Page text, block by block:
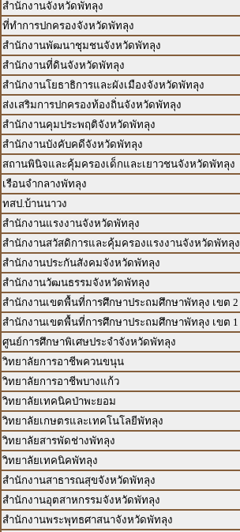
สำนักงานจังหวัดพัทลุง
ที่ทำการปกครองจังหวัดพัทลุง
สำนักงานพัฒนาชุมชนจังหวัดพัทลุง
สำนักงานที่ดินจังหวัดพัทลุง
สำนักงานโยธาธิการและผังเมืองจังหวัดพัทลุง
ส่งเสริมการปกครองท้องถิ่นจังหวัดพัทลุง
สำนักงานคุมประพฤติจังหวัดพัทลุง
สำนักงานบังคับคดีจังหวัดพัทลุง
สถานพินิจและคุ้มครองเด็กและเยาวชนจังหวัดพัทลุง
เรือนจำกลางพัทลุง
ทสป.บ้านนาวง
สำนักงานแรงงานจังหวัดพัทลุง
สำนักงานสวัสดิการและคุ้มครองแรงงานจังหวัดพัทลุง
สำนักงานประกันสังคมจังหวัดพัทลุง
สำนักงานวัฒนธรรมจังหวัดพัทลุง
สำนักงานเขตพื้นที่การศึกษาประถมศึกษาพัทลุง เขต 2
สำนักงานเขตพื้นที่การศึกษาประถมศึกษาพัทลุง เขต 1
ศูนย์การศึกษาพิเศษประจำจังหวัดพัทลุง
วิทยาลัยการอาชีพควนขนุน
วิทยาลัยการอาชีพบางแก้ว
วิทยาลัยเทคนิคป่าพะยอม
วิทยาลัยเกษตรและเทคโนโลยีพัทลุง
วิทยาลัยสารพัดช่างพัทลุง
วิทยาลัยเทคนิคพัทลุง
สำนักงานสาธารณสุขจังหวัดพัทลุง
สำนักงานอุตสาหกรรมจังหวัดพัทลุง
สำนักงานพระพุทธศาสนาจังหวัดพัทลุง